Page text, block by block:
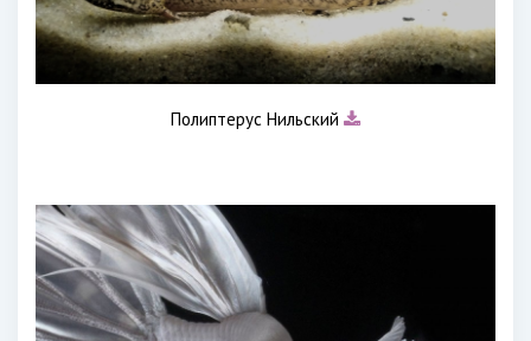
Полиптерус Нильский